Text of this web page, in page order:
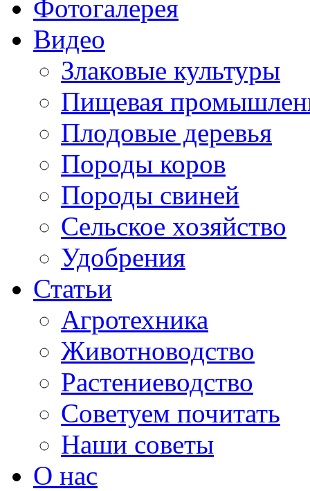
Фотогалерея
Видео
Злаковые культуры
Пищевая
Плодовые деревья
Породы коров
Породы свиней
Сельское хозяйство
Удобрения
Статьи
Агротехника
Животноводство
Растениеводство
Советуем почитать
Наши советы
О нас